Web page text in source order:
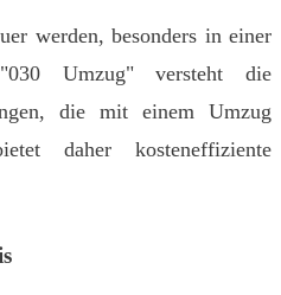
werden, besonders in einer
Umzug" versteht die
die mit einem Umzug
daher kosteneffiziente